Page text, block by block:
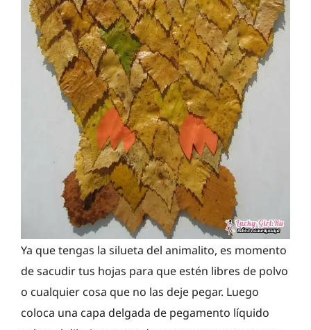
Ya que tengas la silueta del animalito, es momento
de sacudir tus hojas para que estén libres de polvo
o cualquier cosa que no las deje pegar. Luego
coloca una capa delgada de pegamento líquido